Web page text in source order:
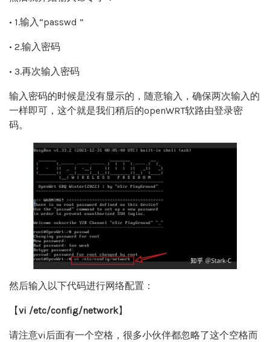
• 1.输入“passwd ”
• 2.输入密码
• 3.再次输入密码
输入密码的时候是没有显示的，随意输入，确保两次输入的
一样即可，这个就是我们稍后的openWRT软路由登录密
码。
然后输入以下代码进行网络配置：
【vi /etc/config/network】
请注意vi后面有一个空格，很多小伙伴都忽略了这个空格而